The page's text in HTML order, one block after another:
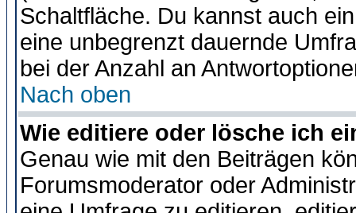
Schaltfläche. Du kannst auch
eine unbegrenzt dauernde
bei der Anzahl an
Nach oben
Wie editiere oder lösche ich
Genau wie mit den Beiträgen
Forumsmoderator oder